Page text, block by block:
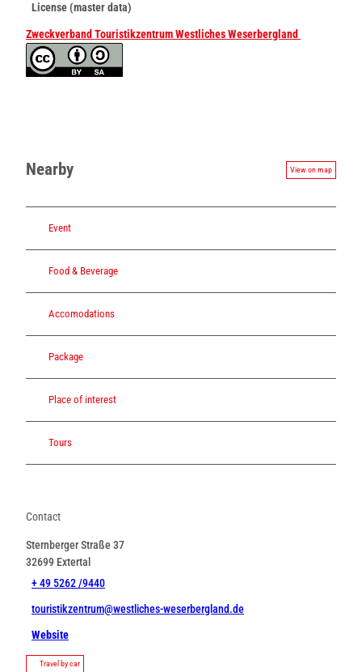
License (master data)
Zweckverband Touristikzentrum Westliches Weserbergland
Nearby View on map
Event
Food & Beverage
Accomodations
Package
Place of interest
Tours
Contact
Sternberger Straße 37
32699 Extertal
+ 49 5262 /9440
touristikzentrum@westliches-weserbergland.de
Website
Travel by car